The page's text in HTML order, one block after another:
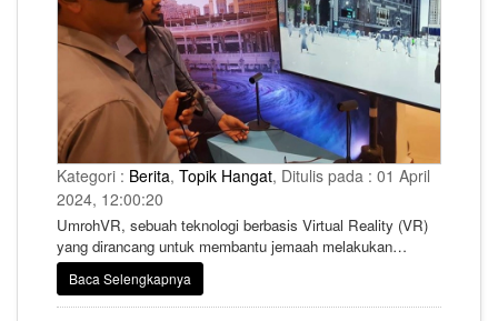
Kategori : Berita, Topik Hangat, Ditulis pada : 01 April
2024, 12:00:20
UmrohVR, sebuah teknologi berbasis Virtual Reality (VR)
yang dirancang untuk membantu jemaah melakukan
pelatihan umrah. Melalui teknologi modern ini, Pelatihan
Umrah Berbasis Virtual Reality atau UmrohVR siap
mengubah metode konvensional pelatihan manasik yang
Baca Selengkapnya